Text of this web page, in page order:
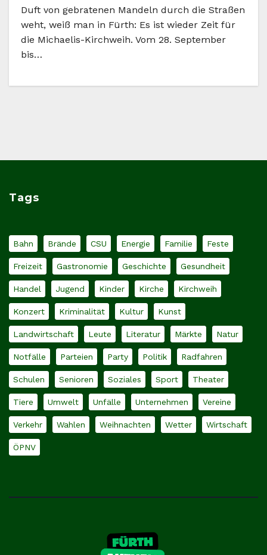
Duft von gebratenen Mandeln durch die Straßen
weht, weiß man in Fürth: Es ist wieder Zeit für
die Michaelis-Kirchweih. Vom 28. September
bis…
Tags
Bahn Brände CSU Energie Familie Feste
Freizeit Gastronomie Geschichte Gesundheit
Handel Jugend Kinder Kirche Kirchweih
Konzert Kriminalität Kultur Kunst
Landwirtschaft Leute Literatur Märkte Natur
Notfälle Parteien Party Politik Radfahren
Schulen Senioren Soziales Sport Theater
Tiere Umwelt Unfälle Unternehmen Vereine
Verkehr Wahlen Weihnachten Wetter Wirtschaft
ÖPNV